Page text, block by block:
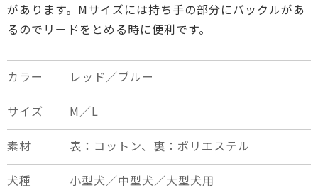
があります。Mサイズには持ち手の部分にバックルがあ
るのでリードをとめる時に便利です。
カラー レッド／ブルー
サイズ M／L
素材 表：コットン、裏：ポリエステル
犬種 小型犬／中型犬／大型犬用